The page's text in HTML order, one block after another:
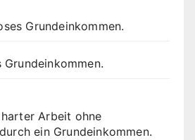
Grundeinkommen.
Arbeit ohne
ein Grundeinkommen.